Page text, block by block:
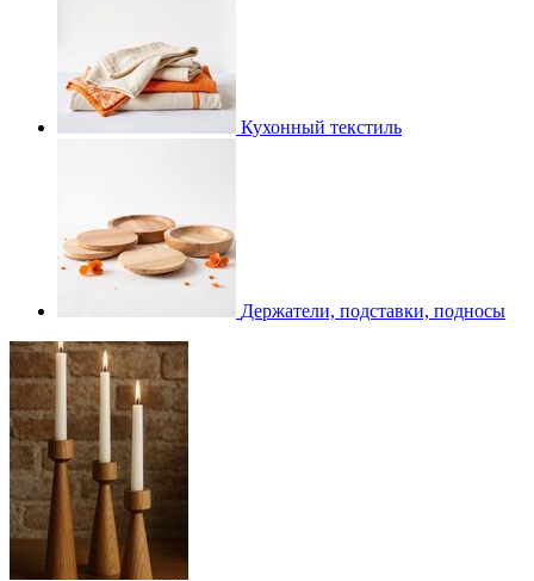
Кухонный текстиль
Держатели, подставки, подносы